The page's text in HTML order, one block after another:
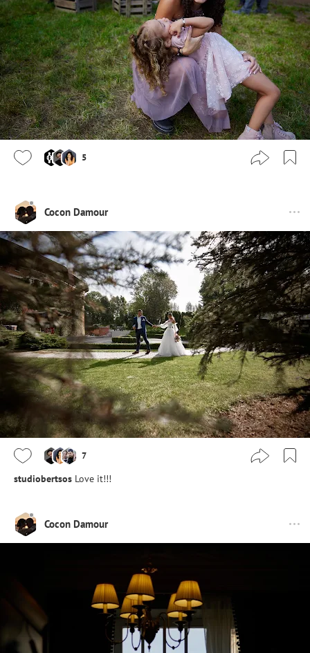
5
Cocon Damour
7
studiobertsos Love it!!!
Cocon Damour